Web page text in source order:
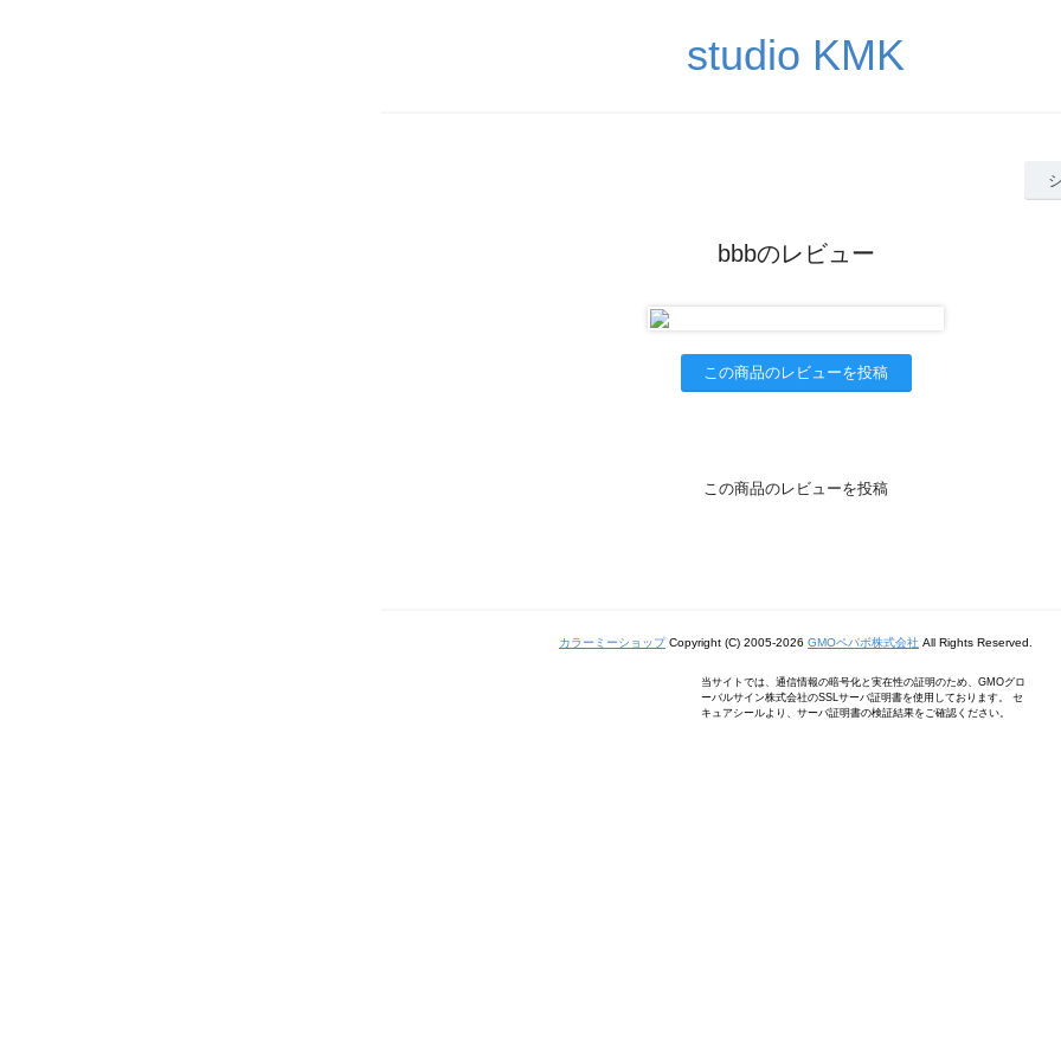
studio KMK
bbbのレビュー
この商品のレビューを投稿
この商品のレビューを投稿
カラーミーショップCopyright (C) 2005-2026 GMOペパボ株式会社 All Rights Reserved.
当サイトでは、通信情報の暗号化と実在性の証明のため、GMOグロ
ーバルサイン株式会社のSSLサーバ証明書を使用しております。 セ
キュアシールより、サーバ証明書の検証結果をご確認ください。